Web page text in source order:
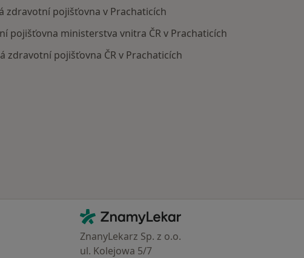
zdravotní pojišťovna v Prachaticích
pojišťovna ministerstva vnitra ČR v Prachaticích
zdravotní pojišťovna ČR v Prachaticích
Kontakt
ZnamyLekar - Hlavní stránka
ZnanyLekarz Sp. z o.o.
ul. Kolejowa 5/7